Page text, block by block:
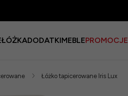
ŁÓŻKADODATKIMEBLEPROMOCJE
Łóżko tapicerowane Iris Lux